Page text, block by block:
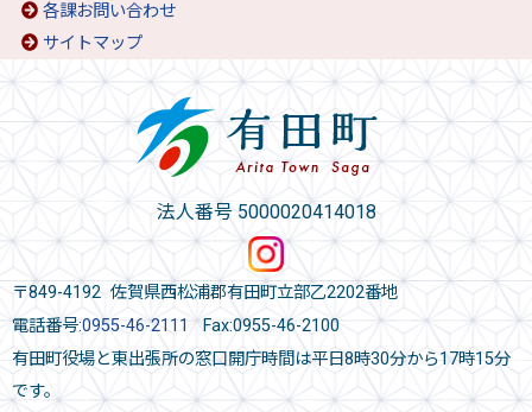
各課お問い合わせ
サイトマップ
法人番号 5000020414018
〒849-4192 佐賀県西松浦郡有田町立部乙2202番地
電話番号:0955-46-2111 Fax:0955-46-2100
有田町役場と東出張所の窓口開庁時間は平日8時30分から17時15分
です。